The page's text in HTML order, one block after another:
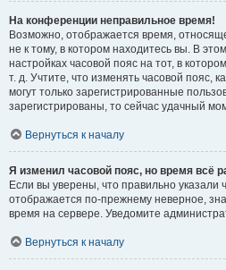
На конференции неправильное время!
Возможно, отображается время,
не к тому, в котором находитесь вы. В
настройках часовой пояс на тот, в
т. д. Учтите, что изменять часовой пояс,
могут только зарегистрированные
зарегистрированы, то сейчас удачный
Вернуться к началу
Я изменил часовой пояс, но время всё
Если вы уверены, что правильно указали
отображается по-прежнему неверное,
время на сервере. Уведомите
Вернуться к началу